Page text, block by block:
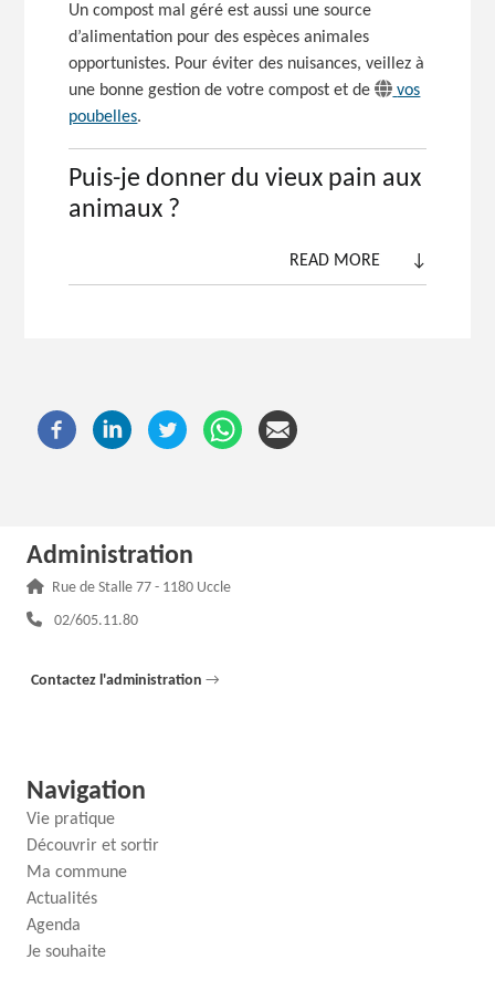
Un compost mal géré est aussi une source
d’alimentation pour des espèces animales
opportunistes. Pour éviter des nuisances, veillez à
une bonne gestion de votre compost et de
vos
poubelles.
Puis-je donner du vieux pain aux
animaux ?
READ MORE ↓
Administration
Adresse :
Rue de Stalle 77 - 1180 Uccle
Téléphone :
02/605.11.80
Contactez l'administration →
Navigation
Vie pratique
Découvrir et sortir
Ma commune
Actualités
Agenda
Je souhaite